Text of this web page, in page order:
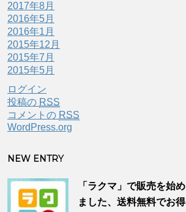
2017年8月
2016年5月
2016年1月
2015年12月
2015年7月
2015年5月
ログイン
投稿の RSS
コメントの RSS
WordPress.org
NEW ENTRY
「ラクマ」で販売を始め
ました、送料無料でお得